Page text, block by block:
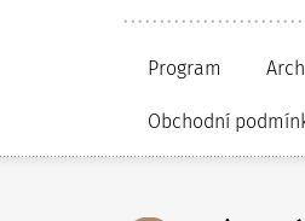
Program
Obchodní